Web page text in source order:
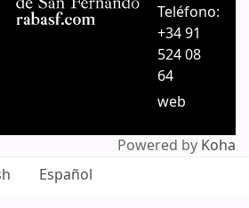
Teléfono:
+34 91
524 08
64
web
Powered by Koha
Español